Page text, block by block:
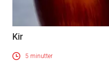
Kir
5 minutter